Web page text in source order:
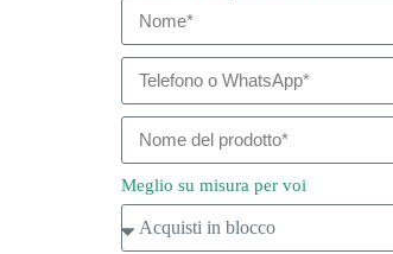
Meglio su misura per voi